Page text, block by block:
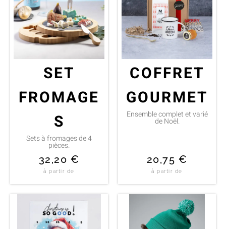
SET
FROMAGE
S
Sets à fromages de 4
pièces.
32,20 €
à partir de
COFFRET
GOURMET
Ensemble complet et varié
de Noël.
20,75 €
à partir de